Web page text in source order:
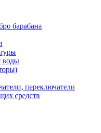
барабана
воды
переключатели
средств